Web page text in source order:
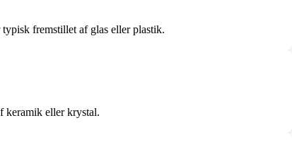
fremstillet af glas eller plastik.
keramik eller krystal.